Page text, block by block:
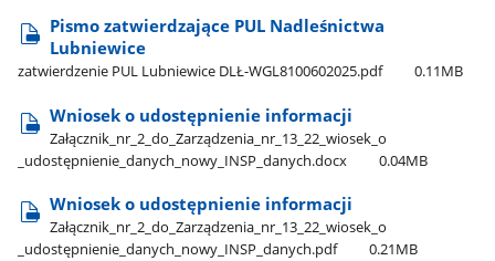
Pismo zatwierdzające PUL Nadleśnictwa
Lubniewice
zatwierdzenie PUL Lubniewice DLŁ-WGL8100602025.pdf 0.11MB
Wniosek o udostępnienie informacji
Załącznik​_nr​_2​_do​_Zarządzenia​_nr​_13​_22​_wiosek​_o​
_udostępnienie​_danych​_nowy​_INSP​_danych.docx
0.04MB
Wniosek o udostępnienie informacji
Załącznik​_nr​_2​_do​_Zarządzenia​_nr​_13​_22​_wiosek​_o​
_udostępnienie​_danych​_nowy​_INSP​_danych.pdf
0.21MB